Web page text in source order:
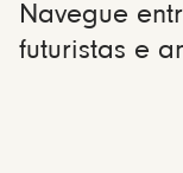
Navegue
futuristas e